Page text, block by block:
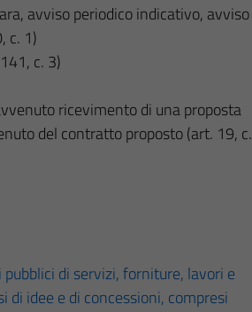
avviso periodico indicativo, avviso
c. 1)
c. 3)
ricevimento di una proposta
del contratto proposto (art. 19, c.
di servizi, forniture, lavori e
di idee e di concessioni, compresi